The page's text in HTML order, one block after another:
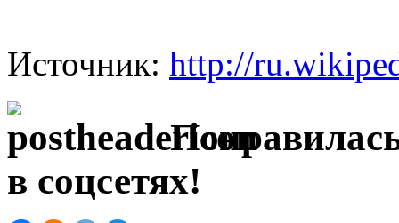
Источник: http://
в соцсетях!